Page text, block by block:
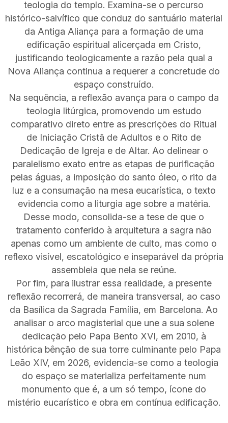
teologia do templo. Examina-se o percurso
histórico-salvífico que conduz do santuário material
da Antiga Aliança para a formação de uma
edificação espiritual alicerçada em Cristo,
justificando teologicamente a razão pela qual a
Nova Aliança continua a requerer a concretude do
espaço construído.
Na sequência, a reflexão avança para o campo da
teologia litúrgica, promovendo um estudo
comparativo direto entre as prescrições do Ritual
de Iniciação Cristã de Adultos e o Rito de
Dedicação de Igreja e de Altar. Ao delinear o
paralelismo exato entre as etapas de purificação
pelas águas, a imposição do santo óleo, o rito da
luz e a consumação na mesa eucarística, o texto
evidencia como a liturgia age sobre a matéria.
Desse modo, consolida-se a tese de que o
tratamento conferido à arquitetura a sagra não
apenas como um ambiente de culto, mas como o
reflexo visível, escatológico e inseparável da própria
assembleia que nela se reúne.
Por fim, para ilustrar essa realidade, a presente
reflexão recorrerá, de maneira transversal, ao caso
da Basílica da Sagrada Família, em Barcelona. Ao
analisar o arco magisterial que une a sua solene
dedicação pelo Papa Bento XVI, em 2010, à
histórica bênção de sua torre culminante pelo Papa
Leão XIV, em 2026, evidencia-se como a teologia
do espaço se materializa perfeitamente num
monumento que é, a um só tempo, ícone do
mistério eucarístico e obra em contínua edificação.